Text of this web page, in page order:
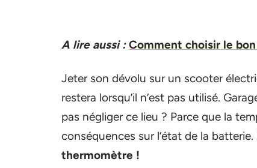
A lire aussi : Comment choisir le
Jeter son dévolu sur un scooter
restera lorsqu’il n’est pas utilisé.
pas négliger ce lieu ? Parce que la
conséquences sur l’état de la batterie.
thermomètre !